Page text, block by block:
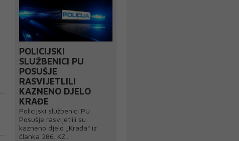
POLICIJSKI
SLUŽBENICI PU
POSUŠJE
RASVIJETLILI
KAZNENO DJELO
KRAĐE
Policijski službenici PU
Posušje rasvijetlili su
kazneno djelo „Krađa“ iz
članka 286. KZ...